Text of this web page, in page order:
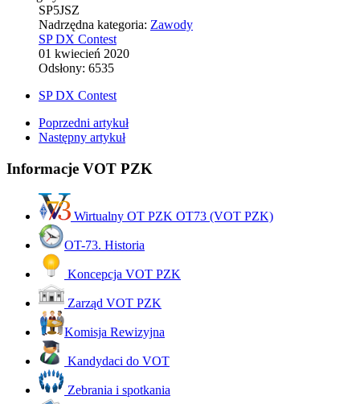
SP5JSZ
Nadrzędna kategoria: Zawody
SP DX Contest
01 kwiecień 2020
Odsłony: 6535
SP DX Contest
Poprzedni artykuł
Następny artykuł
Informacje VOT PZK
Wirtualny OT PZK OT73 (VOT PZK)
OT-73. Historia
Koncepcja VOT PZK
Zarząd VOT PZK
Komisja Rewizyjna
Kandydaci do VOT
Zebrania i spotkania